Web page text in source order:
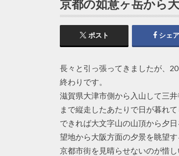
京都の如意ヶ岳から
ポスト シェア
長々と引っ張ってきましたが、
終わりです。
滋賀県大津市側から入山して三
まで縦走したあたりで日が暮れて
できれば大文字山の山頂から夕
望地から大阪方面の夕景を眺望す
京都市街を見晴らせないのが惜